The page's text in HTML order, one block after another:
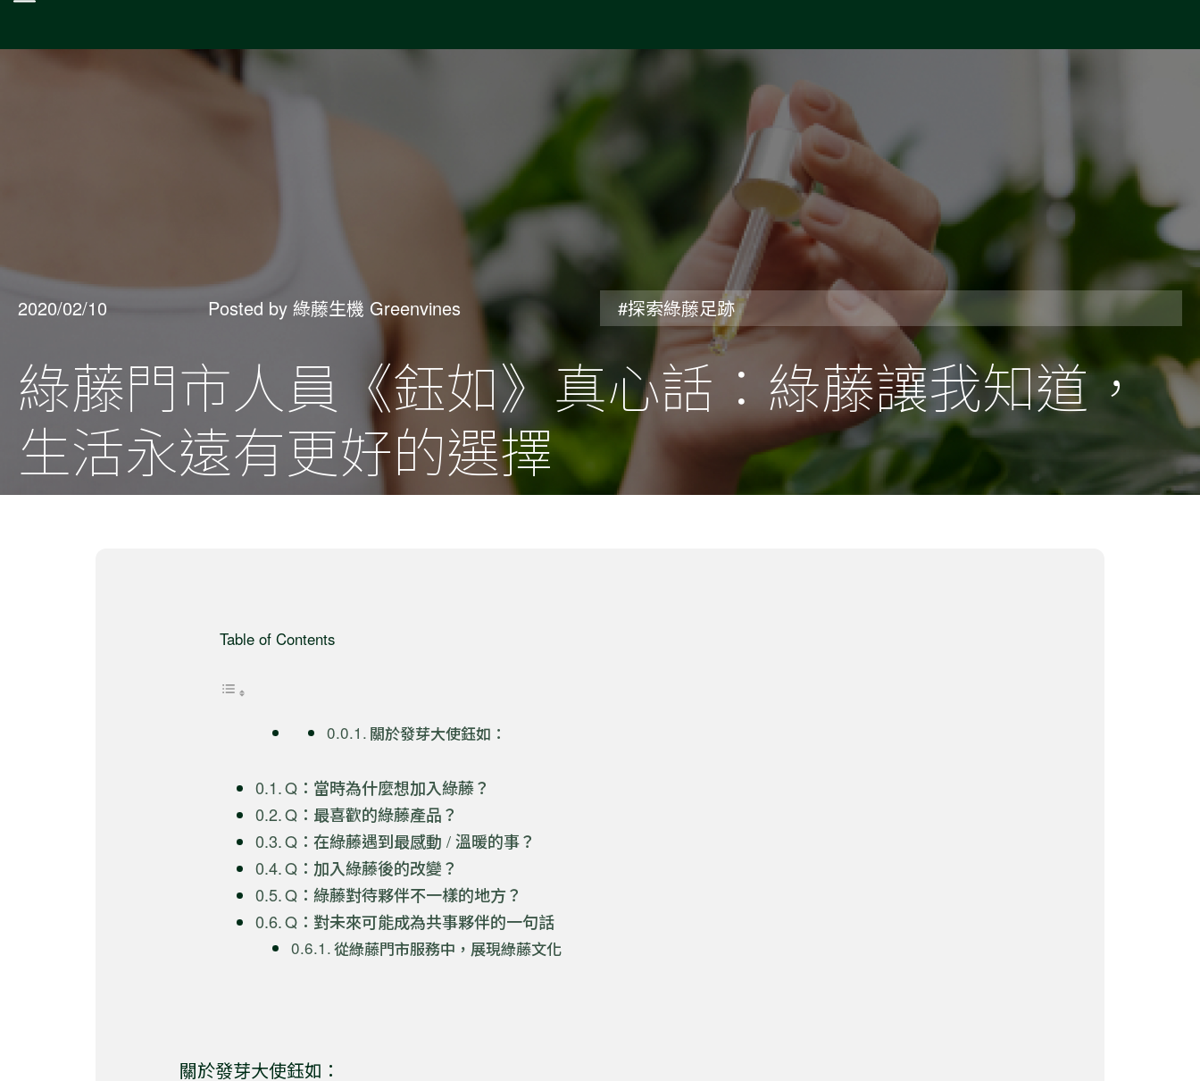
2020/02/10 Posted by 綠藤生機 Greenvines #探索綠藤足跡
綠藤門市人員《鈺如》真心話：綠藤讓我知道，
生活永遠有更好的選擇
Table of Contents
關於發芽大使鈺如：
Q：當時為什麼想加入綠藤？
Q：最喜歡的綠藤產品？
Q：在綠藤遇到最感動 / 溫暖的事？
Q：加入綠藤後的改變？
Q：綠藤對待夥伴不一樣的地方？
Q：對未來可能成為共事夥伴的一句話
從綠藤門市服務中，展現綠藤文化
關於發芽大使鈺如：